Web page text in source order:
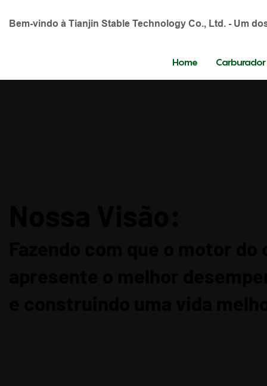
Bem-vindo à Tianjin Stable Technology Co., Ltd. - Um
Home Carburador